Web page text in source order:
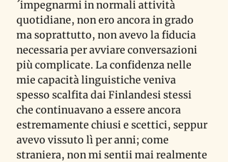
´impegnarmi in normali attività
quotidiane, non ero ancora in grado
ma soprattutto, non avevo la fiducia
necessaria per avviare conversazioni
più complicate. La confidenza nelle
mie capacità linguistiche veniva
spesso scalfita dai Finlandesi stessi
che continuavano a essere ancora
estremamente chiusi e scettici, seppur
avevo vissuto lì per anni; come
straniera, non mi sentii mai realmente